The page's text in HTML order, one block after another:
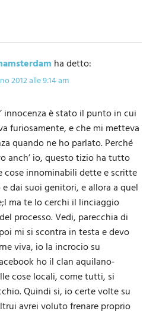
ha detto:
2012 alle 9:14 am
innocenza è stato il punto in cui
furiosamente, e che mi metteva
quando ne ho parlato. Perché
anch’ io, questo tizio ha tutto
cose innominabili dette e scritte
dai suoi genitori, e allora a quel
ma te lo cerchi il linciaggio
processo. Vedi, parecchia di
mi si scontra in testa e devo
viva, io la incrocio su
ho il clan aquilano-
cose locali, come tutti, si
Quindi si, io certe volte su
avrei voluto frenare proprio